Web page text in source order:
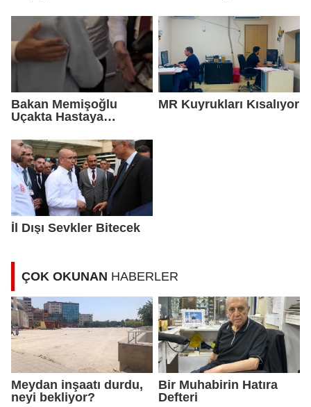
Bakan Memişoğlu
Uçakta Hastaya
MR Kuyrukları Kısalıyor
İl Dışı Sevkler Bitecek
ÇOK OKUNAN HABERLER
Meydan inşaatı durdu,
neyi bekliyor?
Bir Muhabirin Hatıra
Defteri